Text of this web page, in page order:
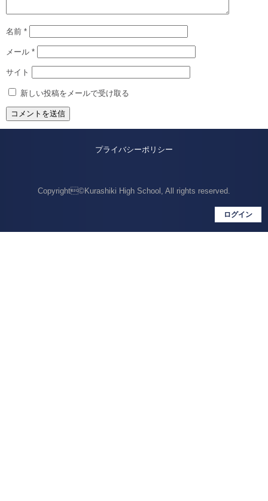
名前 *
メール *
サイト
新しい投稿をメールで受け取る
プライバシーポリシー
Copyright©Kurashiki High School, All rights reserved.
ログイン